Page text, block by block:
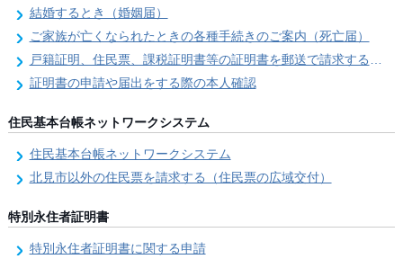
結婚するとき（婚姻届）
ご家族が亡くなられたときの各種手続きのご案内（死亡届）
戸籍証明、住民票、課税証明書等の証明書を郵送で請求する際の本人確認
証明書の申請や届出をする際の本人確認
住民基本台帳ネットワークシステム
住民基本台帳ネットワークシステム
北見市以外の住民票を請求する（住民票の広域交付）
特別永住者証明書
特別永住者証明書に関する申請